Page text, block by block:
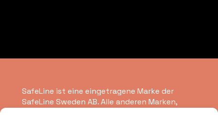
SafeLine ist eine eingetragene Marke der
SafeLine Sweden AB. Alle anderen Marken,